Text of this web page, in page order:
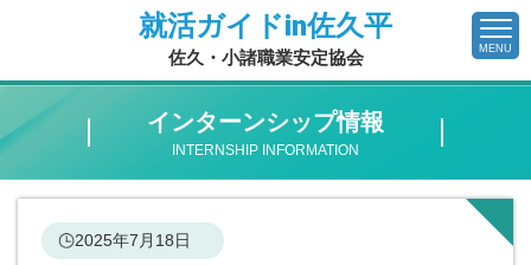
就活ガイドin佐久平
佐久・小諸職業安定協会 MENU
インターンシップ情報
INTERNSHIP INFORMATION
2025年7月18日